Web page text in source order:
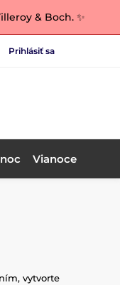
& Boch. ✨
Prihlásiť sa
Vianoce
vytvorte